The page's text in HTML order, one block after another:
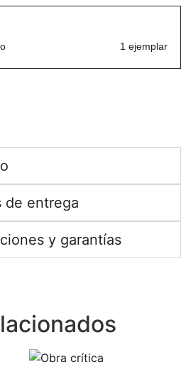
1 ejemplar
de entrega
y garantías